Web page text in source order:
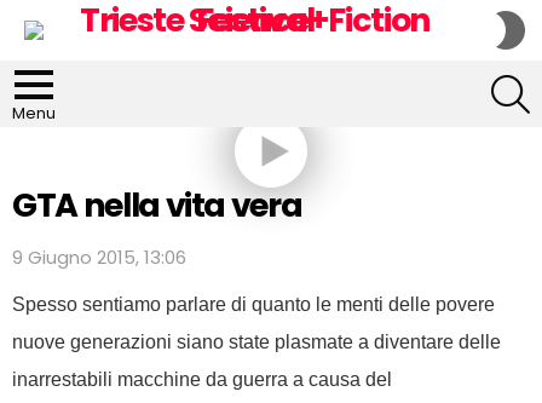
Menu
GTA nella vita vera
9 Giugno 2015, 13:06
Spesso sentiamo parlare di quanto le menti delle povere
nuove generazioni siano state plasmate a diventare delle
inarrestabili macchine da guerra a causa del